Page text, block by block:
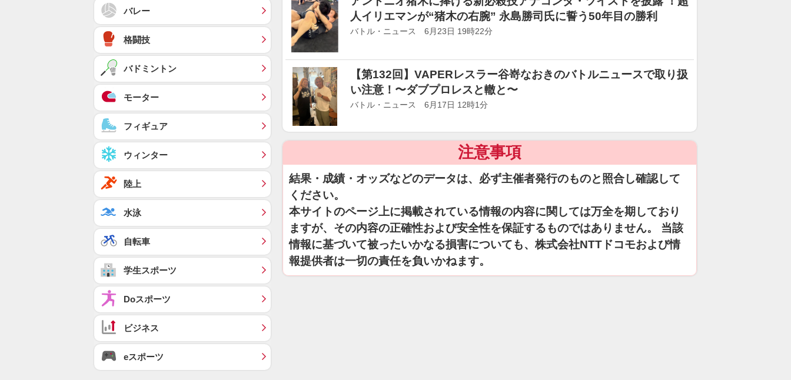
人イリエマンが“猪木の右腕” 永島勝司氏に誓う50年目の勝利
バトル・ニュース 6月23日 19時22分
【第132回】VAPERレスラー谷嵜なおきのバトルニュースで取り扱
い注意！〜ダブプロレスと轍と〜
バトル・ニュース 6月17日 12時1分
注意事項
結果・成績・オッズなどのデータは、必ず主催者発行のものと照合し確認して
ください。
本サイトのページ上に掲載されている情報の内容に関しては万全を期しており
ますが、その内容の正確性および安全性を保証するものではありません。 当該
情報に基づいて被ったいかなる損害についても、株式会社NTTドコモおよび情
報提供者は一切の責任を負いかねます。
バレー
格闘技
バドミントン
モーター
フィギュア
ウィンター
陸上
水泳
自転車
学生スポーツ
Doスポーツ
ビジネス
eスポーツ